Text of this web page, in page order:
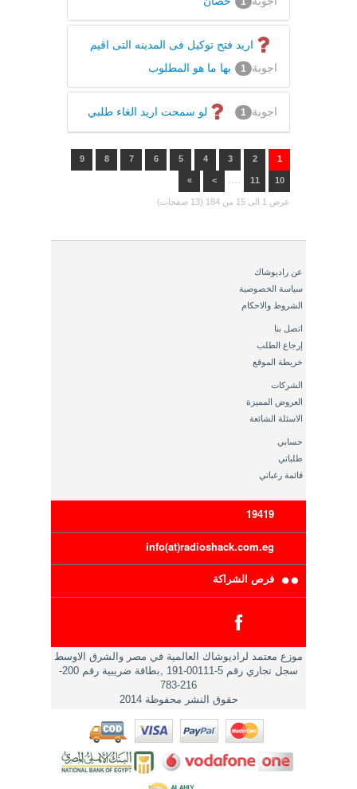
اريد فتح توكيل فى المدينه التى اقيم
بها ما هو المطلوب
اجوبة 1
لو سمحت اريد الغاء طلبي اجوبة 1
1
2
3
4
5
6
7
8
9
10
11
>
»
عرض 1 الى 15 من 184 (13 صفحات)
عن راديوشاك
سياسة الخصوصية
الشروط والاحكام
اتصل بنا
إرجاع الطلب
خريطة الموقع
الشركات
العروض المميزة
الاسئلة الشائعة
حسابي
طلباتي
قائمة رغباتي
19419
info(at)radioshack.com.eg
فرص الشراكة
موزع معتمد لراديوشاك العالمية في مصر والشرق الاوسط
سجل تجاري رقم 5-00111-191 ,بطاقة ضريبية رقم 200-
216-783
حقوق النشر محفوظة 2014